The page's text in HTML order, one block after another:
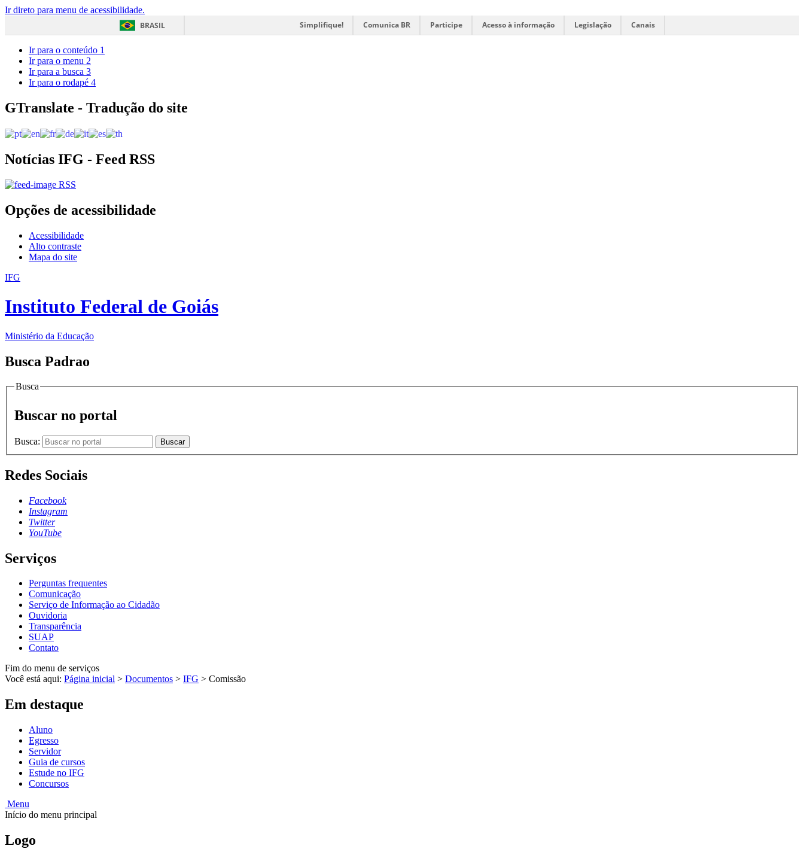
Ir direto para menu de acessibilidade.
BRASIL
Simplifique! Comunica BR Participe Acesso à informação Legislação Canais
Ir para o conteúdo 1
Ir para o menu 2
Ir para a busca 3
Ir para o rodapé 4
GTranslate - Tradução do site
Notícias IFG - Feed RSS
RSS
Opções de acessibilidade
Acessibilidade
Alto contraste
Mapa do site
IFG
Instituto Federal de Goiás
Ministério da Educação
Busca Padrao
Busca
Buscar no portal
Busca: Buscar
Redes Sociais
Facebook
Instagram
Twitter
YouTube
Serviços
Perguntas frequentes
Comunicação
Serviço de Informação ao Cidadão
Ouvidoria
Transparência
SUAP
Contato
Fim do menu de serviços
Você está aqui: Página inicial > Documentos > IFG > Comissão
Em destaque
Aluno
Egresso
Servidor
Guia de cursos
Estude no IFG
Concursos
Menu
Início do menu principal
Logo